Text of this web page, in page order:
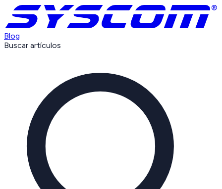
Blog
Buscar artículos